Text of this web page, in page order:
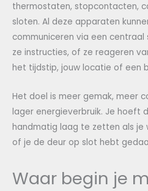
thermostaten, stopcontacten,
sloten. Al deze apparaten
communiceren via een
ze instructies, of ze reageren
het tijdstip, jouw locatie of een
Het doel is meer gemak, meer
lager energieverbruik. Je hoeft
handmatig laag te zetten als je
of je de deur op slot hebt
Waar begin je